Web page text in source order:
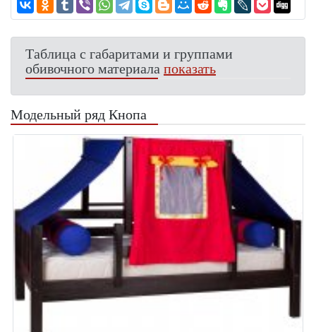
Таблица с габаритами и группами
обивочного материалапоказать
Модельный ряд Кнопа